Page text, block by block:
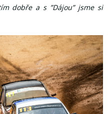
dobře a s ”Dájou” jsme si